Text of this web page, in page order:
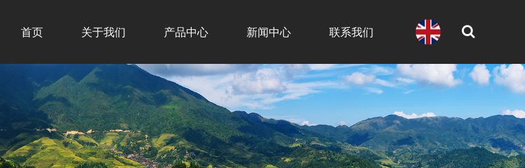
首页 关于我们 产品中心 新闻中心 联系我们